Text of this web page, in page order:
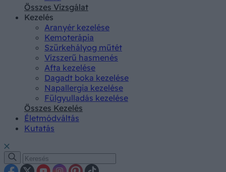
Összes Vizsgálat
Kezelés
Aranyér kezelése
Kemoterápia
Szürkehályog műtét
Vízszerű hasmenés
Afta kezelése
Dagadt boka kezelése
Napallergia kezelése
Fülgyulladás kezelése
Összes Kezelés
Életmódváltás
Kutatás